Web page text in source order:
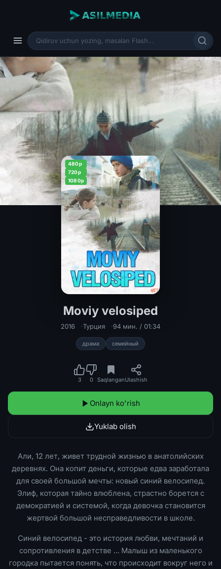
480p
720p
1080p
Moviy velosiped
Moviy velosiped Turk kino Uzbek
2016 Турция 94 мин. / 01:34
драма семейный
3 0 SaqlanganUlashish
Onlayn ko'rish
Yuklab olish
Али, 12 лет, живет трудной жизнью в анатолийских
деревнях. Она копит деньги, которые едва заработала
для своей большой мечты: новый синий велосипед.
Элиф, которая тайно влюблена, страстно борется с
демократией и системой, когда девочка становится
жертвой большой несправедливости в школе.
Синий велосипед - это история любви, мечтаний и
сопротивления в детстве ... Малыш из маленького
городка пытается понять, что происходит вокруг него и